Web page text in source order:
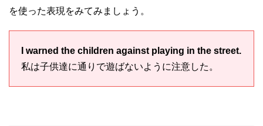
を使った表現をみてみましょう。
I warned the children against playing in the street.
私は子供達に通りで遊ばないように注意した。